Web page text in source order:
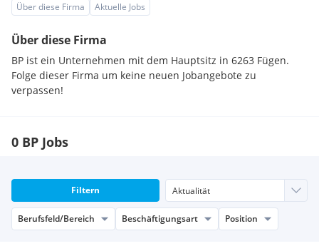
Über diese Firma Aktuelle Jobs
Über diese Firma
BP ist ein Unternehmen mit dem Hauptsitz in 6263 Fügen.
Folge dieser Firma um keine neuen Jobangebote zu
verpassen!
0 BP Jobs
Filtern
Berufsfeld/Bereich Beschäftigungsart Position